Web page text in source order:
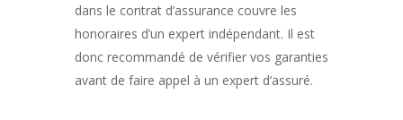
dans le contrat d’assurance couvre les
honoraires d’un expert indépendant. Il est
donc recommandé de vérifier vos garanties
avant de faire appel à un expert d’assuré.